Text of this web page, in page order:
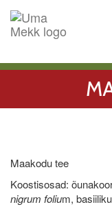
Maakodu tee
Koostisosad:
nigrum folium,